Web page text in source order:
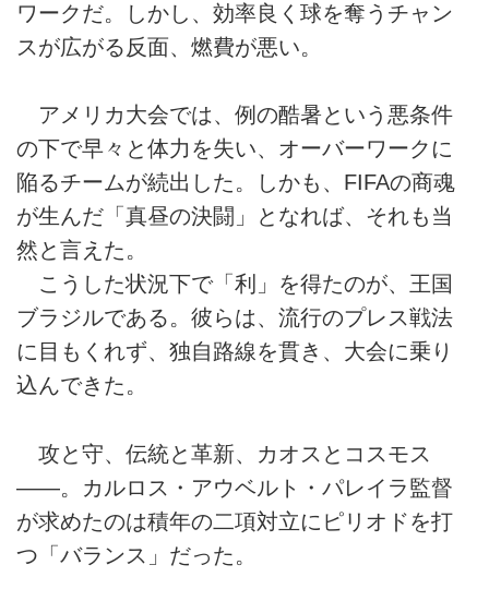
ワークだ。しかし、効率良く球を奪うチャン
スが広がる反面、燃費が悪い。
アメリカ大会では、例の酷暑という悪条件
の下で早々と体力を失い、オーバーワークに
陥るチームが続出した。しかも、FIFAの商魂
が生んだ「真昼の決闘」となれば、それも当
然と言えた。
こうした状況下で「利」を得たのが、王国
ブラジルである。彼らは、流行のプレス戦法
に目もくれず、独自路線を貫き、大会に乗り
込んできた。
攻と守、伝統と革新、カオスとコスモス
――。カルロス・アウベルト・パレイラ監督
が求めたのは積年の二項対立にピリオドを打
つ「バランス」だった。